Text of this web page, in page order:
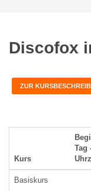
Discofox
ZUR
Kurs
Tag
Basiskurs